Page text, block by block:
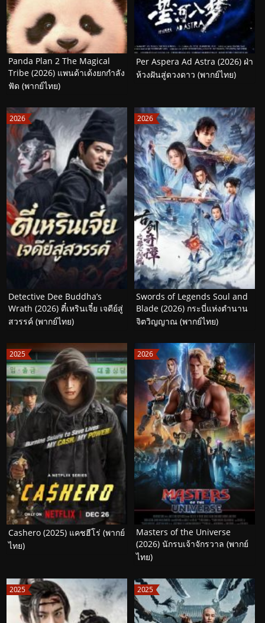
Panda Plan 2 The Magical
Tribe (2026) แพนด้าเด้งยกกำลัง
ฟัด (พากย์ไทย)
Per Aspera Ad Astra (2026) ฝ่า
ห้วงฝันสู่ดวงดาว (พากย์ไทย)
2026
Detective Dee Buddha’s
Wrath (2026) ตี๋เหรินเจี๋ย เจดีย์สู่
สวรรค์ (พากย์ไทย)
2026
Swords of Legends Soul and
Blade (2026) กระบี่แห่งตำนาน
จิตวิญญาณ (พากย์ไทย)
2025
Cashero (2025) แคชฮีโร่ (พากย์
ไทย)
2026
Masters of the Universe
(2026) นักรบเจ้าจักรวาล (พากย์
ไทย)
2025 2025